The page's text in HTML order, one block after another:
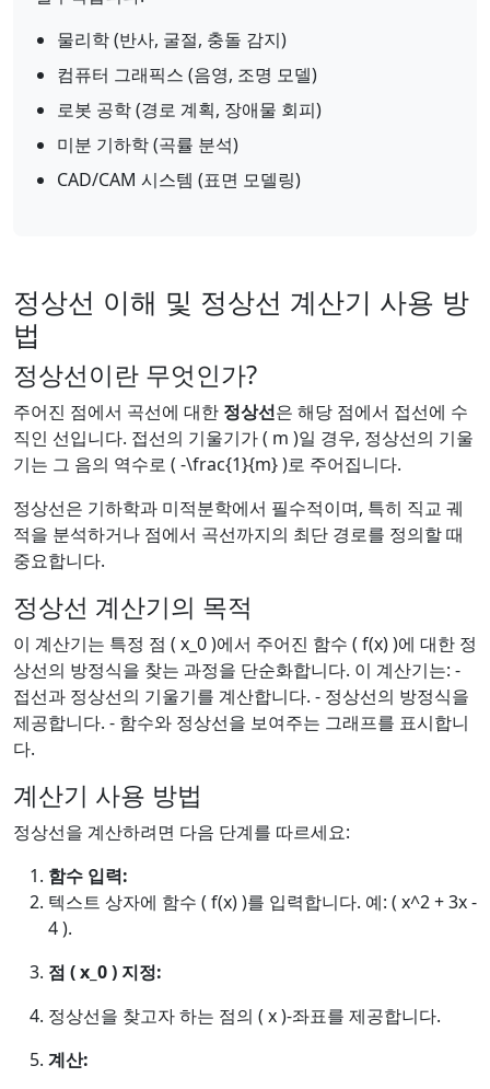
물리학 (반사, 굴절, 충돌 감지)
컴퓨터 그래픽스 (음영, 조명 모델)
로봇 공학 (경로 계획, 장애물 회피)
미분 기하학 (곡률 분석)
CAD/CAM 시스템 (표면 모델링)
정상선 이해 및 정상선 계산기 사용 방
법
정상선이란 무엇인가?
주어진 점에서 곡선에 대한 정상선은 해당 점에서 접선에 수
직인 선입니다. 접선의 기울기가 ( m )일 경우, 정상선의 기울
기는 그 음의 역수로 ( -\frac{1}{m} )로 주어집니다.
정상선은 기하학과 미적분학에서 필수적이며, 특히 직교 궤
적을 분석하거나 점에서 곡선까지의 최단 경로를 정의할 때
중요합니다.
정상선 계산기의 목적
이 계산기는 특정 점 ( x_0 )에서 주어진 함수 ( f(x) )에 대한 정
상선의 방정식을 찾는 과정을 단순화합니다. 이 계산기는: -
접선과 정상선의 기울기를 계산합니다. - 정상선의 방정식을
제공합니다. - 함수와 정상선을 보여주는 그래프를 표시합니
다.
계산기 사용 방법
정상선을 계산하려면 다음 단계를 따르세요:
함수 입력:
텍스트 상자에 함수 ( f(x) )를 입력합니다. 예: ( x^2 + 3x -
4 ).
점 ( x_0 ) 지정:
정상선을 찾고자 하는 점의 ( x )-좌표를 제공합니다.
계산: